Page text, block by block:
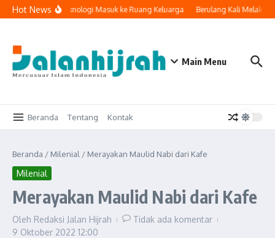
Lewati ke konten
Hot NewsKetika Teknologi Masuk ke Ruang Keluarga Berulang Kali
Main Menu
Beranda Tentang Kontak
Beranda / Milenial / Merayakan Maulid Nabi dari Kafe
Milenial
Merayakan Maulid Nabi dari Kafe
Oleh Redaksi Jalan Hijrah
Tidak ada komentar
9 Oktober 2022 12:00